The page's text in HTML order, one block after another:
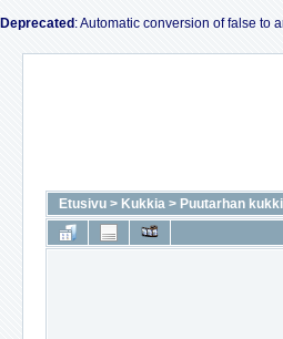
Deprecated : Automatic conversion of false to
Etusivu > Kukkia > Puutarhan